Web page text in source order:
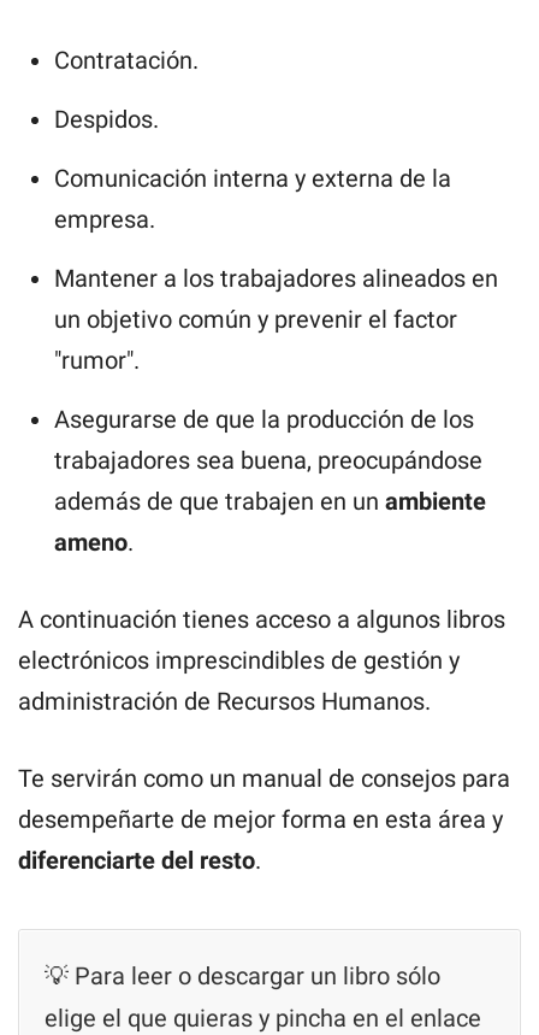
Contratación.
Despidos.
Comunicación interna y externa de la
empresa.
Mantener a los trabajadores alineados en
un objetivo común y prevenir el factor
"rumor".
Asegurarse de que la producción de los
trabajadores sea buena, preocupándose
además de que trabajen en un ambiente
ameno.
A continuación tienes acceso a algunos libros
electrónicos imprescindibles de gestión y
administración de Recursos Humanos.
Te servirán como un manual de consejos para
desempeñarte de mejor forma en esta área y
diferenciarte del resto.
💡 Para leer o descargar un libro sólo
elige el que quieras y pincha en el enlace